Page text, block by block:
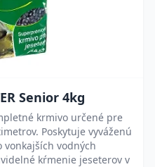
Senior 4kg
krmivo určené pre
Poskytuje vyváženú
vodných
kŕmenie jeseterov v